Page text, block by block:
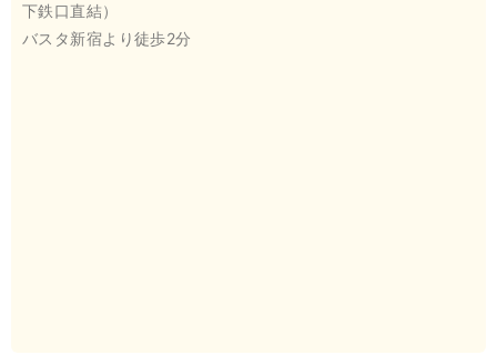
下鉄口直結）
バスタ新宿より徒歩2分